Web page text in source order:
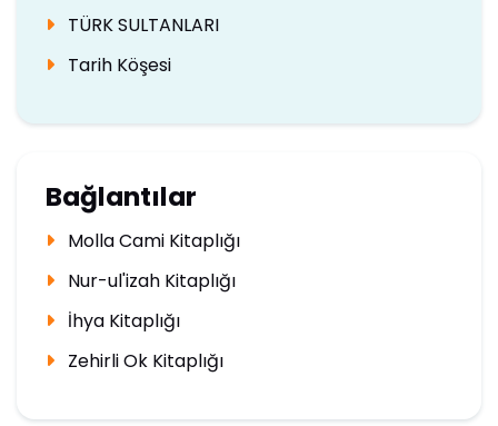
TÜRK SULTANLARI
Tarih Köşesi
Bağlantılar
Molla Cami Kitaplığı
Nur-ul'izah Kitaplığı
İhya Kitaplığı
Zehirli Ok Kitaplığı